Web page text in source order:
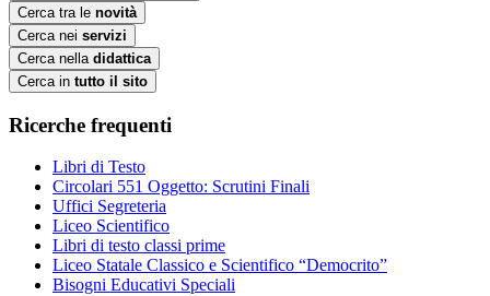
Cerca tra le novità
Cerca nei servizi
Cerca nella didattica
Cerca in tutto il sito
Ricerche frequenti
Libri di Testo
Circolari 551 Oggetto: Scrutini Finali
Uffici Segreteria
Liceo Scientifico
Libri di testo classi prime
Liceo Statale Classico e Scientifico “Democrito”
Bisogni Educativi Speciali